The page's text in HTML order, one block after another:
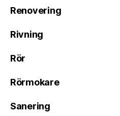
Renovering
Rivning
Rör
Rörmokare
Sanering